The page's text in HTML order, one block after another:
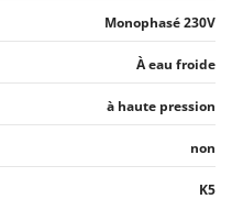
Monophasé 230V
À eau froide
à haute pression
non
K5